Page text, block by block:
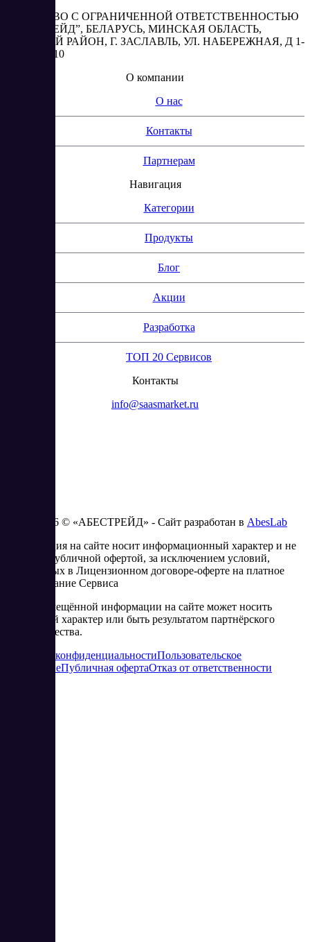
ОБЩЕСТВО С ОГРАНИЧЕННОЙ ОТВЕТСТВЕННОСТЬЮ
“АБЕСТРЕЙД”, БЕЛАРУСЬ, МИНСКАЯ ОБЛАСТЬ,
МИНСКИЙ РАЙОН, Г. ЗАСЛАВЛЬ, УЛ. НАБЕРЕЖНАЯ, Д 1-
2, КОМ. 310
О компании
О нас
Контакты
Партнерам
Навигация
Категории
Продукты
Блог
Акции
Разработка
ТОП 20 Сервисов
Контакты
info@saasmarket.ru
2023 - 2026 © «АБЕСТРЕЙД» - Сайт разработан в AbesLab
Информация на сайте носит информационный характер и не
является публичной офертой, за исключением условий,
изложенных в Лицензионном договоре-оферте на платное
использование Сервиса
Часть размещённой информации на сайте может носить
рекламный характер или быть результатом партнёрского
сотрудничества.
Политика конфиденциальностиПользовательское
соглашениеПубличная офертаОтказ от ответственности